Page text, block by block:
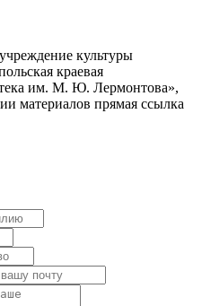
культуры
краевая
им. М. Ю. Лермонтова»,
материалов прямая ссылка